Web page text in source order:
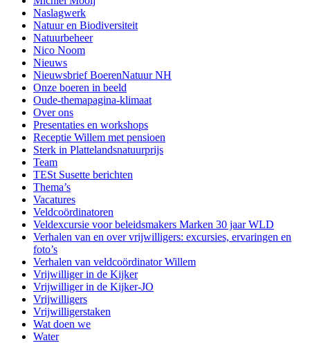
Naslagwerk
Natuur en Biodiversiteit
Natuurbeheer
Nico Noom
Nieuws
Nieuwsbrief BoerenNatuur NH
Onze boeren in beeld
Oude-themapagina-klimaat
Over ons
Presentaties en workshops
Receptie Willem met pensioen
Sterk in Plattelandsnatuurprijs
Team
TESt Susette berichten
Thema’s
Vacatures
Veldcoördinatoren
Veldexcursie voor beleidsmakers Marken 30 jaar WLD
Verhalen van en over vrijwilligers: excursies, ervaringen en
foto’s
Verhalen van veldcoördinator Willem
Vrijwilliger in de Kijker
Vrijwilliger in de Kijker-JO
Vrijwilligers
Vrijwilligerstaken
Wat doen we
Water